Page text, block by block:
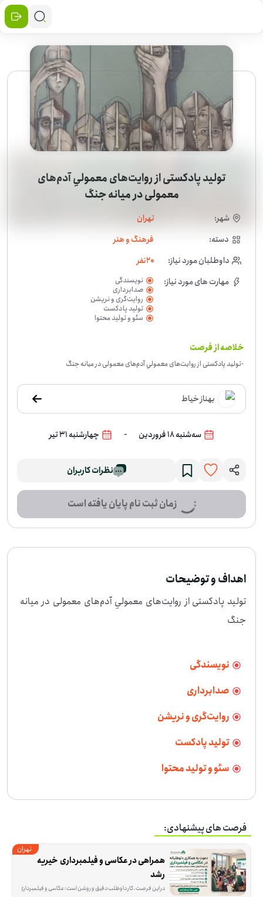
تولید پادکستی از روایت‌های معمولیِ آدم‌های
معمولی در میانه جنگ
شهر:
تهران
دسته:
فرهنگ و هنر
داوطلبان مورد نیاز:
20نفر
مهارت های مورد نیاز:
نویسندگی
صدابرداری
روایت‌گری و نریشن
تولید پادکست
سئو و تولید محتوا
خلاصه از فرصت
-تولید پادکستی از روایت‌های معمولیِ آدم‌های معمولی در میانه جنگ
بهناز خیاط
سه‌شنبه 18 فروردین - چهارشنبه 31 تیر
نظرات کاربران
زمان ثبت نام پایان یافته است
اهداف و توضیحات
تولید پادکستی از روایت‌های معمولیِ آدم‌های معمولی در میانه
جنگ
نویسندگی
صدابرداری
روایت‌گری و نریشن
تولید پادکست
سئو و تولید محتوا
فرصت های پیشنهادی:
تهران
رشد
در این فرصت، کار داوطلب دقیق و روشن است: عکاسی و فیلمبرداری از حضور ۱۵ نفر از معلم‌های سیستان و بلوچستان که برای دوره آموزشی به تهران می‌آیند. این همکاری از ۲۶ تا ۳۰ مرداد انجام می‌شود و فقط ثبت تصویر و ویدئو در دو شیفت صبح و عصر لازم است؛ ادیت و آماده‌سازی محتوا جزو کار نیست. محل برگزاری این برنامه خیریه رشد در قیطریه شمالی، تهران در استان تهران است. اگر عکاسی یا فیلمبرداری بلد هستید و می‌توانید در یکی از شیفت‌ها یا در چند روز این برنامه حضور داشته باشید، این فرصت برای شما مناسب است. اگر برای ثبت این چند روز وقت و مهارت دارید، می‌توانید به این فرصت بپیوندید.